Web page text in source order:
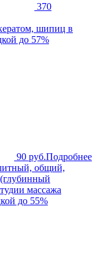
370
шипиц в
до 57%
90 руб.Подробнее
общий,
массажа
до 55%